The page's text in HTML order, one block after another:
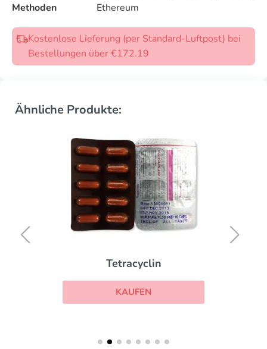
Methoden
Ethereum
Kostenlose Lieferung (per Standard-Luftpost) bei
Bestellungen über €172.19
Ähnliche Produkte:
Tetracyclin
KAUFEN